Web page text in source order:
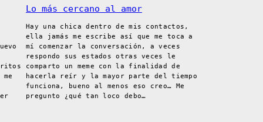
Lo más cercano al amor
Hay una chica dentro de mis contactos,
ella jamás me escribe así que me toca a
mí comenzar la conversación, a veces
respondo sus estados otras veces le
comparto un meme con la finalidad de
hacerla reír y la mayor parte del tiempo
funciona, bueno al menos eso creo… Me
pregunto ¿qué tan loco debo…